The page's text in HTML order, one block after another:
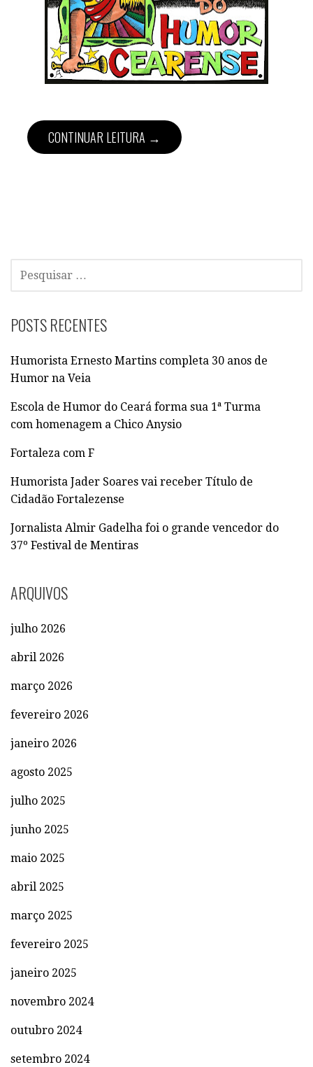
CONTINUAR LEITURA →
Q
U
S
A
R
P
R
POSTS RECENTES
Humorista Ernesto Martins completa 30 anos de
Humor na Veia
Escola de Humor do Ceará forma sua 1ª Turma
com homenagem a Chico Anysio
Fortaleza com F
Humorista Jader Soares vai receber Título de
Cidadão Fortalezense
Jornalista Almir Gadelha foi o grande vencedor do
37º Festival de Mentiras
ARQUIVOS
julho 2026
abril 2026
março 2026
fevereiro 2026
janeiro 2026
agosto 2025
julho 2025
junho 2025
maio 2025
abril 2025
março 2025
fevereiro 2025
janeiro 2025
novembro 2024
outubro 2024
setembro 2024